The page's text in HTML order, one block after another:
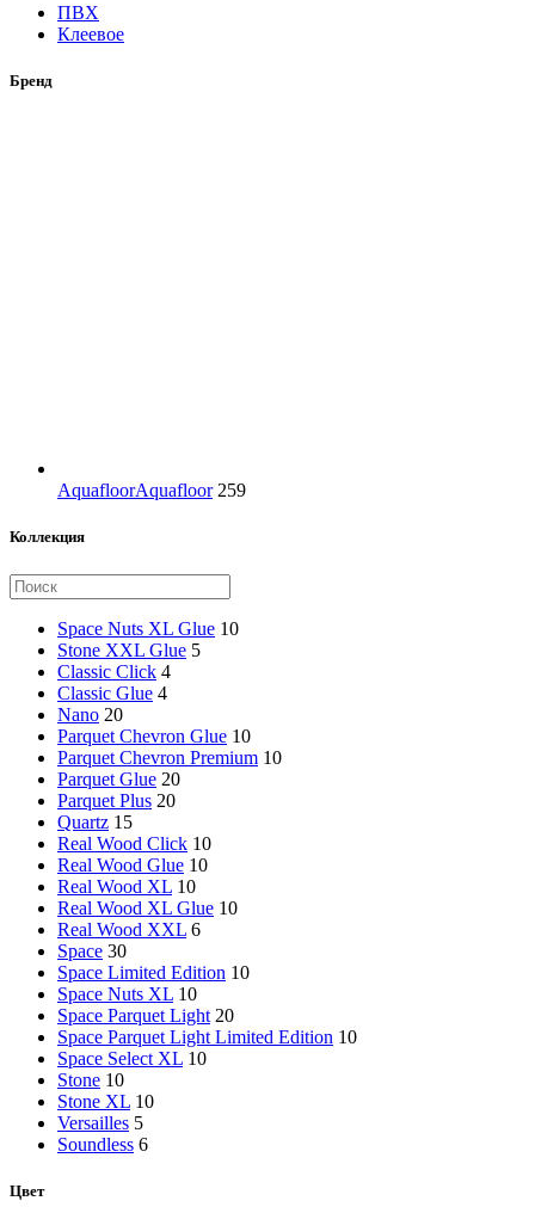
ПВХ
Клеевое
Бренд
AquafloorAquafloor 259
Коллекция
Space Nuts XL Glue 10
Stone XXL Glue 5
Classic Click 4
Classic Glue 4
Nano 20
Parquet Chevron Glue 10
Parquet Chevron Premium 10
Parquet Glue 20
Parquet Plus 20
Quartz 15
Real Wood Click 10
Real Wood Glue 10
Real Wood XL 10
Real Wood XL Glue 10
Real Wood XXL 6
Space 30
Space Limited Edition 10
Space Nuts XL 10
Space Parquet Light 20
Space Parquet Light Limited Edition 10
Space Select XL 10
Stone 10
Stone XL 10
Versailles 5
Soundless 6
Цвет